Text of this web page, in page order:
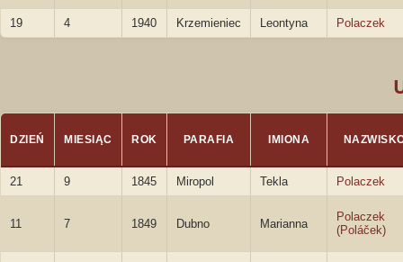
19 4 1940 Krzemieniec Leontyna Polaczek
DZIEŃ MIESIĄC ROK PARAFIA IMIONA
21 9 1845 Miropol Tekla Polaczek
11 7 1849 Dubno Marianna
Polaczek
(Poláček)